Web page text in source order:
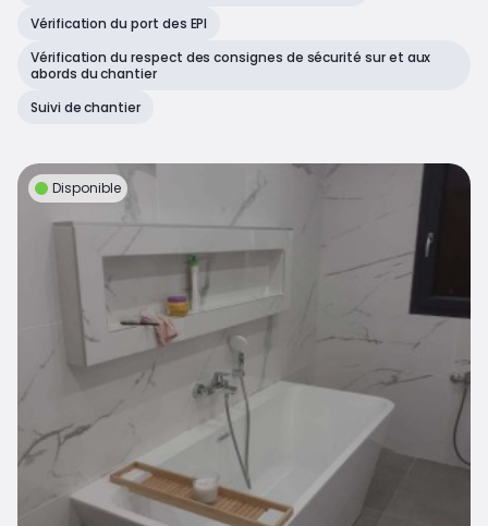
Vérification du port des EPI
Vérification du respect des consignes de sécurité sur et aux
abords du chantier
Suivi de chantier
Disponible